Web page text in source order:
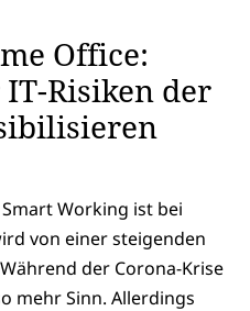
Office:
Risiken der
Smart Working ist bei
von einer steigenden
der Corona-Krise
mehr Sinn. Allerdings